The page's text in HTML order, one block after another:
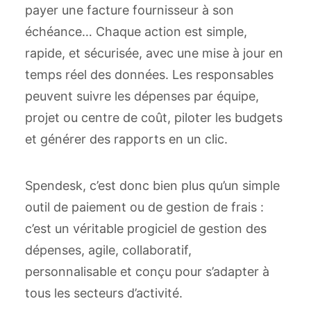
payer une facture fournisseur à son
échéance… Chaque action est simple,
rapide, et sécurisée, avec une mise à jour en
temps réel des données. Les responsables
peuvent suivre les dépenses par équipe,
projet ou centre de coût, piloter les budgets
et générer des rapports en un clic.
Spendesk, c’est donc bien plus qu’un simple
outil de paiement ou de gestion de frais :
c’est un véritable progiciel de gestion des
dépenses, agile, collaboratif,
personnalisable et conçu pour s’adapter à
tous les secteurs d’activité.